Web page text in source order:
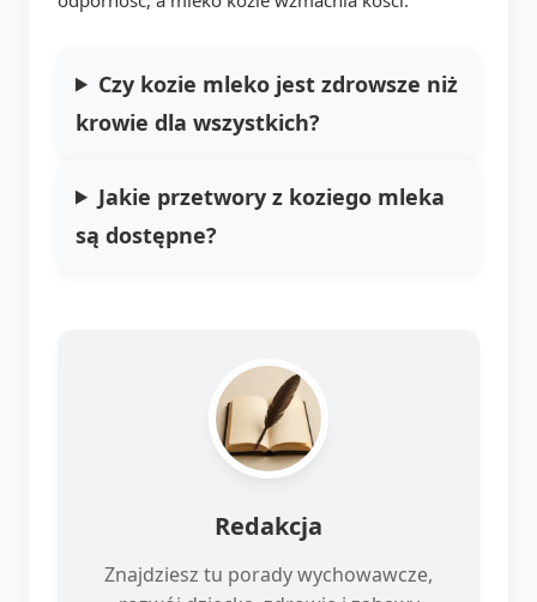
Czy kozie mleko jest zdrowsze niż
krowie dla wszystkich?
Jakie przetwory z koziego mleka
są dostępne?
Redakcja
Znajdziesz tu porady wychowawcze,